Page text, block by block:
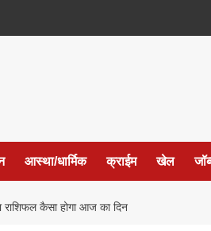
आस्था/धार्मिक क्राईम खेल
राशिफल कैसा होगा आज का दिन